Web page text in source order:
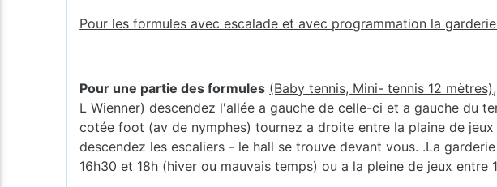
Pour les formules avec escalade et avec programmation la
Pour une partie des formules (Baby tennis, Mini- tennis 12 mètres)
L Wienner) descendez l'allée a gauche de celle-ci et a gauche du
cotée foot (av de nymphes) tournez a droite entre la plaine de
descendez les escaliers - le hall se trouve devant vous. .La
16h30 et 18h (hiver ou mauvais temps) ou a la pleine de jeux entre